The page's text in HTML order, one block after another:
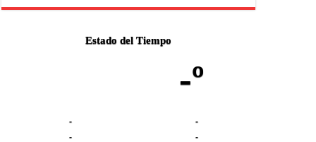
Estado del Tiempo
-º
-
-
-
-